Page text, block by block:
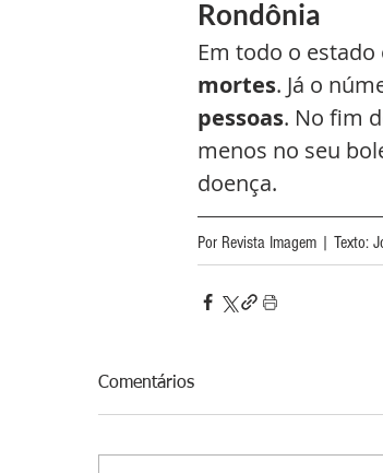
Rondônia
Em todo o
mortes. Já o
pessoas. No fim
menos no seu
doença.
Por Revista Imagem | Texto:
Comentários